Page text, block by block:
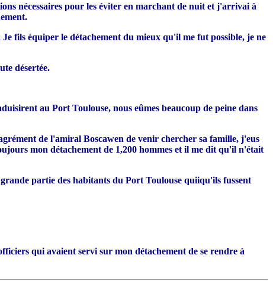
nécessaires pour les éviter en marchant de nuit et j'arrivai à
fils équiper le détachement du mieux qu'il me fut possible, je ne
désertée.
au Port Toulouse, nous eûmes beaucoup de peine dans
de l'amiral Boscawen de venir chercher sa famille, j'eus
mon détachement de 1,200 hommes et il me dit qu'il n'était
partie des habitants du Port Toulouse quiiqu'ils fussent
qui avaient servi sur mon détachement de se rendre à